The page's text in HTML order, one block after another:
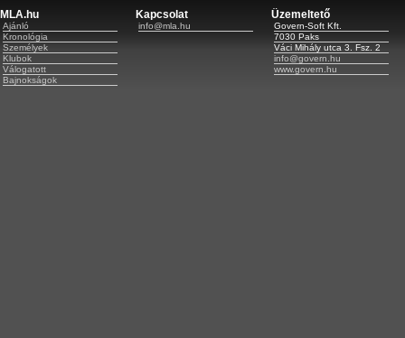
MLA.hu
Ajánló
Kronológia
Személyek
Klubok
Válogatott
Bajnokságok
Kapcsolat
info@mla.hu
Üzemeltető
Govern-Soft Kft.
7030 Paks
Váci Mihály utca 3. Fsz. 2
info@govern.hu
www.govern.hu